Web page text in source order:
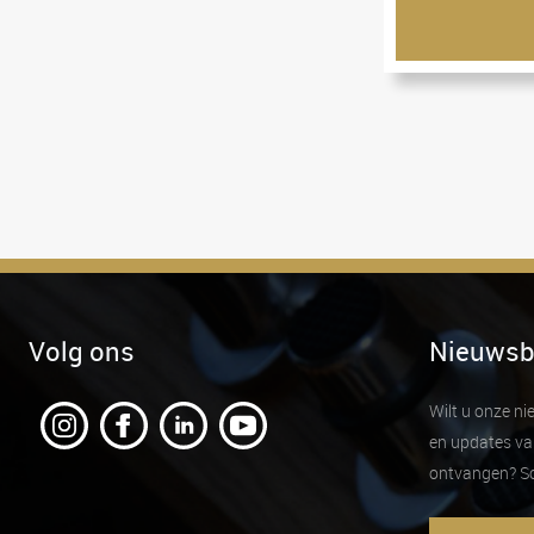
Volg ons
Wilt u onze
en updates
ontvangen?